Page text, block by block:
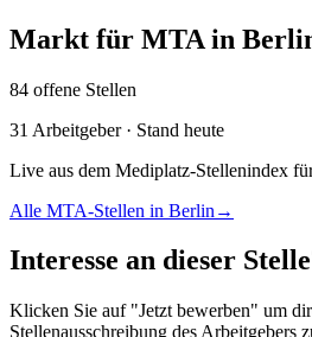
Markt für MTA in
84 offene Stellen
31 Arbeitgeber · Stand heute
Live aus dem Mediplatz-Stellenindex
Alle MTA-Stellen in Berlin →
Interesse an dieser
Klicken Sie auf "Jetzt bewerben" um
Stellenausschreibung des Arbeitgebers